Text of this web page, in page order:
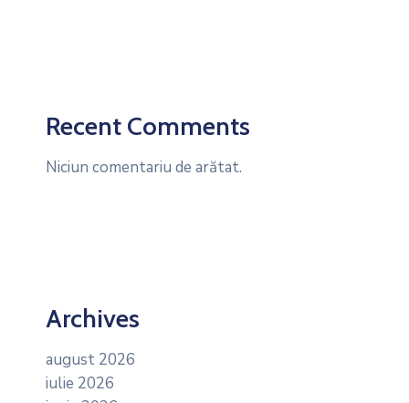
Recent Comments
Niciun comentariu de arătat.
Archives
august 2026
iulie 2026